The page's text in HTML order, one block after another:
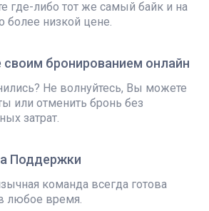
где-либо тот же самый байк и на
более низкой цене.
своим бронированием онлайн
Не волнуйтесь, Вы можете
или отменить бронь без
затрат.
Поддержки
команда всегда готова
любое время.